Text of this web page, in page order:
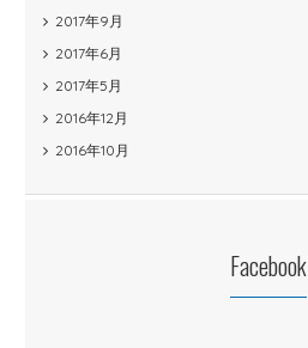
2017年9月
2017年6月
2017年5月
2016年12月
2016年10月
Facebook